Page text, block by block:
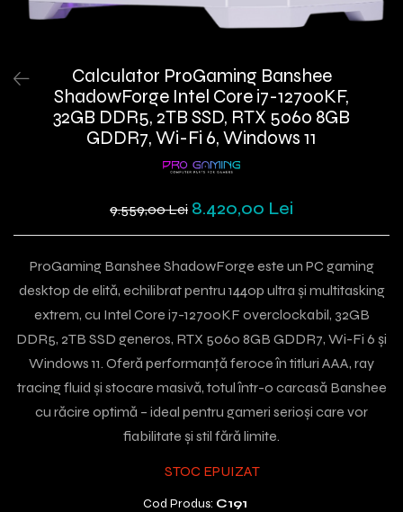
Calculator ProGaming Banshee
ShadowForge Intel Core i7-12700KF,
32GB DDR5, 2TB SSD, RTX 5060 8GB
GDDR7, Wi-Fi 6, Windows 11
9.559,00 Lei 8.420,00 Lei
ProGaming Banshee ShadowForge este un PC gaming
desktop de elită, echilibrat pentru 1440p ultra și multitasking
extrem, cu Intel Core i7-12700KF overclockabil, 32GB
DDR5, 2TB SSD generos, RTX 5060 8GB GDDR7, Wi-Fi 6 și
Windows 11. Oferă performanță feroce în titluri AAA, ray
tracing fluid și stocare masivă, totul într-o carcasă Banshee
cu răcire optimă – ideal pentru gameri serioși care vor
fiabilitate și stil fără limite.
STOC EPUIZAT
Cod Produs: C191